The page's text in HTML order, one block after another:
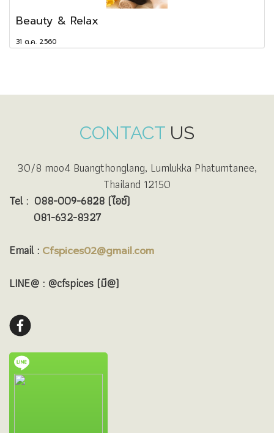
Beauty & Relax
31 ต.ค. 2560
CONTACT US
30/8 moo4 Buangthonglang, Lumlukka Phatumtanee,
Thailand 12150
Tel : 088-009-6828 (ไอซ์)
081-632-8327
Email : Cfspices02@gmail.com
LINE@ : @cfspices (มี@)